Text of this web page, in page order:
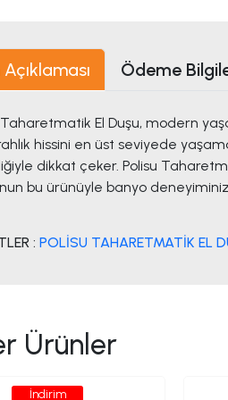
Ödeme
Taharetmatik El Duşu, modern
hissini en üst seviyede
dikkat çeker. Polisu
bu ürünüyle banyo
: POLİSU TAHARETMATİK EL
Ürünler
İndirim